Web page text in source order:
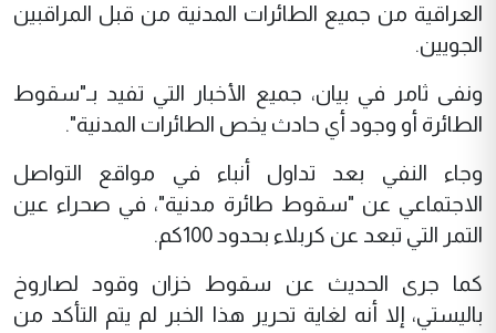
العراقية من جميع الطائرات المدنية من قبل المراقبين
الجويين.
ونفى ثامر في بيان، جميع الأخبار التي تفيد بـ"سقوط
الطائرة أو وجود أي حادث يخص الطائرات المدنية".
وجاء النفي بعد تداول أنباء في مواقع التواصل
الاجتماعي عن "سقوط طائرة مدنية"، في صحراء عين
التمر التي تبعد عن كربلاء بحدود 100كم.
كما جرى الحديث عن سقوط خزان وقود لصاروخ
باليستي، إلا أنه لغاية تحرير هذا الخبر لم يتم التأكد من